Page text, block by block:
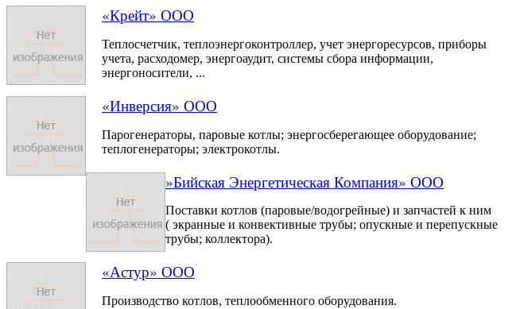
«Крейт» ООО
Теплосчетчик, теплоэнергоконтроллер, учет энергоресурсов, приборы
учета, расходомер, энергоаудит, системы сбора информации,
энергоносители, ...
«Инверсия» ООО
Парогенераторы, паровые котлы; энергосберегающее оборудование;
теплогенераторы; электрокотлы.
»Бийская Энергетическая Компания» ООО
Поставки котлов (паровые/водогрейные) и запчастей к ним
( экранные и конвективные трубы; опускные и перепускные
трубы; коллектора).
«Астур» ООО
Производство котлов, теплообменного оборудования.